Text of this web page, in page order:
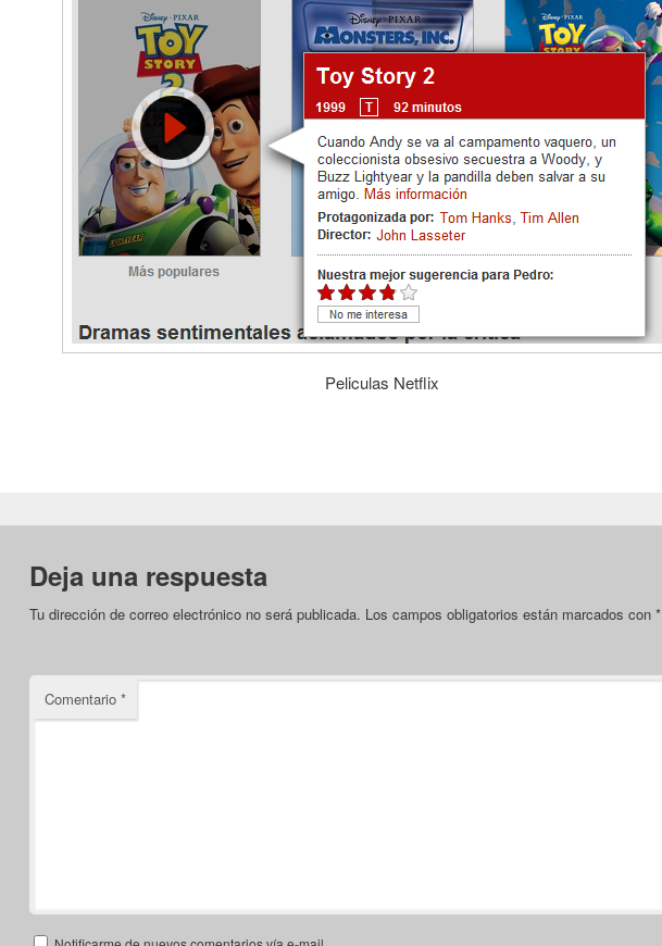
Peliculas Netflix
Deja una respuesta
Tu dirección de correo electrónico no será publicada. Los campos obligatorios están marcados con*
Comentario*